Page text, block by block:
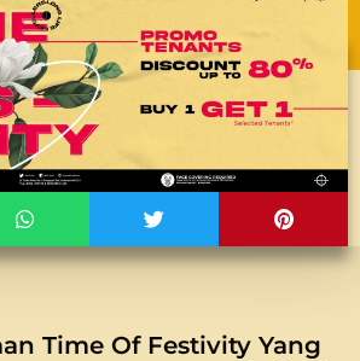
Time Of Festivity Yang